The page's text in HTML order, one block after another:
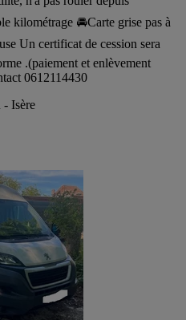
kilométrage 🚘Carte grise pas à
Un certificat de cession sera
.(paiement et enlèvement
0612114430
Isère